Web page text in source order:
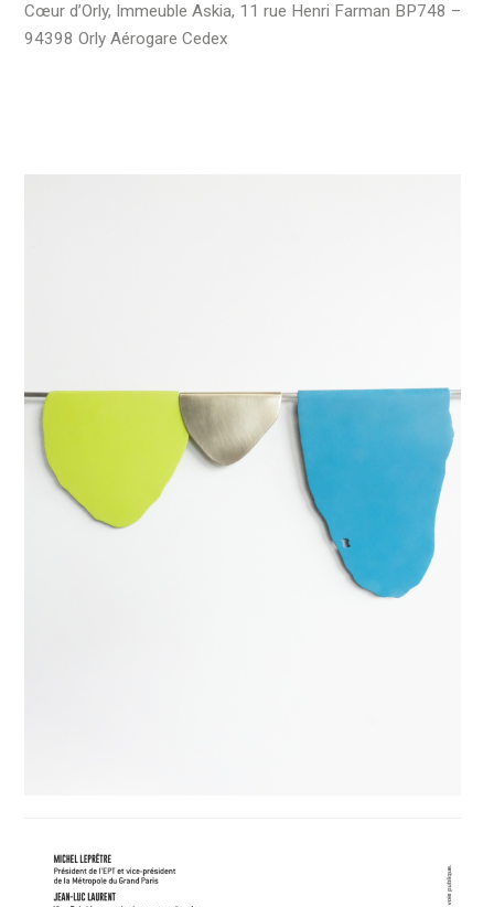
Cœur d’Orly, Immeuble Askia, 11 rue Henri Farman BP748 –
94398 Orly Aérogare Cedex